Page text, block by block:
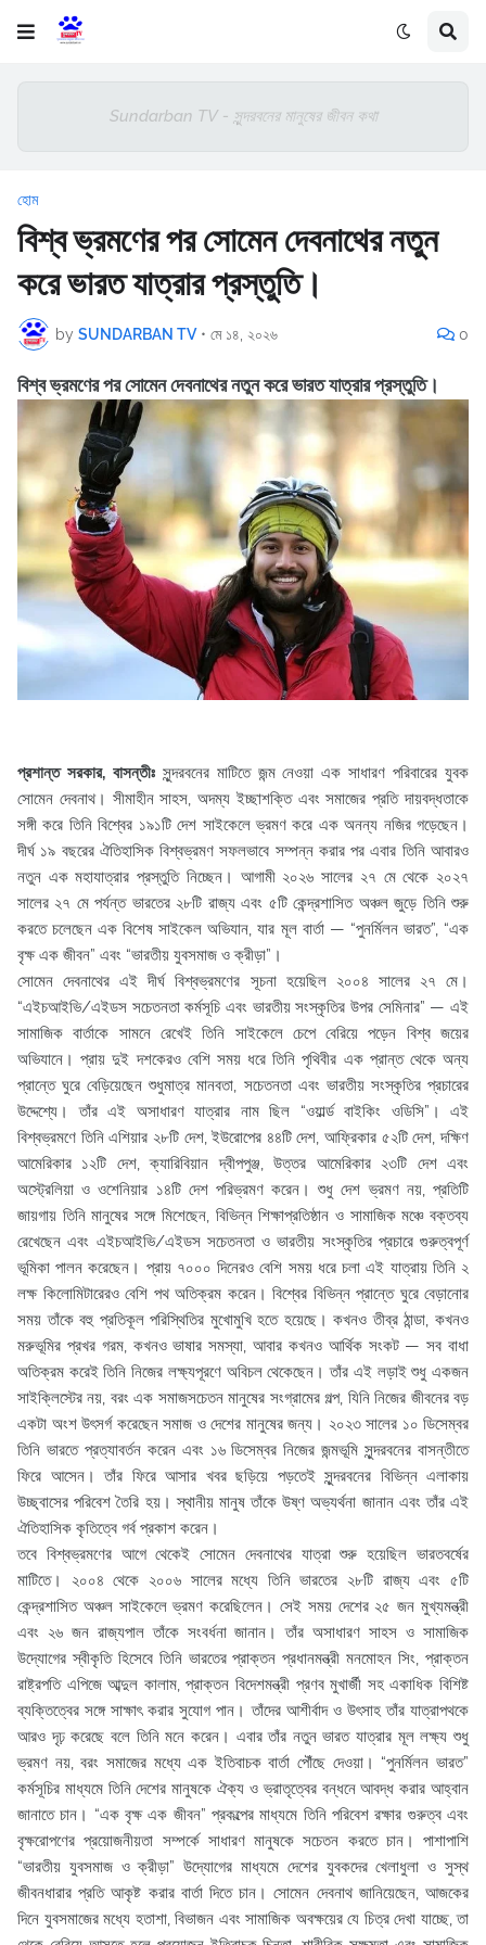
Sundarban TV - সুন্দরবনের মানুষের জীবন কথা
হোম
বিশ্ব ভ্রমণের পর সোমেন দেবনাথের নতুন
করে ভারত যাত্রার প্রস্তুতি।
by SUNDARBAN TV • মে ১৪, ২০২৬ 0
বিশ্ব ভ্রমণের পর সোমেন দেবনাথের নতুন করে ভারত যাত্রার প্রস্তুতি।
প্রশান্ত সরকার, বাসন্তীঃ সুন্দরবনের মাটিতে জন্ম নেওয়া এক সাধারণ পরিবারের যুবক
সোমেন দেবনাথ। সীমাহীন সাহস, অদম্য ইচ্ছাশক্তি এবং সমাজের প্রতি দায়বদ্ধতাকে
সঙ্গী করে তিনি বিশ্বের ১৯১টি দেশ সাইকেলে ভ্রমণ করে এক অনন্য নজির গড়েছেন।
দীর্ঘ ১৯ বছরের ঐতিহাসিক বিশ্বভ্রমণ সফলভাবে সম্পন্ন করার পর এবার তিনি আবারও
নতুন এক মহাযাত্রার প্রস্তুতি নিচ্ছেন। আগামী ২০২৬ সালের ২৭ মে থেকে ২০২৭
সালের ২৭ মে পর্যন্ত ভারতের ২৮টি রাজ্য এবং ৫টি কেন্দ্রশাসিত অঞ্চল জুড়ে তিনি শুরু
করতে চলেছেন এক বিশেষ সাইকেল অভিযান, যার মূল বার্তা — “পুনর্মিলন ভারত”, “এক
বৃক্ষ এক জীবন” এবং “ভারতীয় যুবসমাজ ও ক্রীড়া”।
সোমেন দেবনাথের এই দীর্ঘ বিশ্বভ্রমণের সূচনা হয়েছিল ২০০৪ সালের ২৭ মে।
“এইচআইভি/এইডস সচেতনতা কর্মসূচি এবং ভারতীয় সংস্কৃতির উপর সেমিনার” — এই
সামাজিক বার্তাকে সামনে রেখেই তিনি সাইকেলে চেপে বেরিয়ে পড়েন বিশ্ব জয়ের
অভিযানে। প্রায় দুই দশকেরও বেশি সময় ধরে তিনি পৃথিবীর এক প্রান্ত থেকে অন্য
প্রান্তে ঘুরে বেড়িয়েছেন শুধুমাত্র মানবতা, সচেতনতা এবং ভারতীয় সংস্কৃতির প্রচারের
উদ্দেশ্যে। তাঁর এই অসাধারণ যাত্রার নাম ছিল “ওয়ার্ল্ড বাইকিং ওডিসি”। এই
বিশ্বভ্রমণে তিনি এশিয়ার ২৮টি দেশ, ইউরোপের ৪৪টি দেশ, আফ্রিকার ৫২টি দেশ, দক্ষিণ
আমেরিকার ১২টি দেশ, ক্যারিবিয়ান দ্বীপপুঞ্জ, উত্তর আমেরিকার ২৩টি দেশ এবং
অস্ট্রেলিয়া ও ওশেনিয়ার ১৪টি দেশ পরিভ্রমণ করেন। শুধু দেশ ভ্রমণ নয়, প্রতিটি
জায়গায় তিনি মানুষের সঙ্গে মিশেছেন, বিভিন্ন শিক্ষাপ্রতিষ্ঠান ও সামাজিক মঞ্চে বক্তব্য
রেখেছেন এবং এইচআইভি/এইডস সচেতনতা ও ভারতীয় সংস্কৃতির প্রচারে গুরুত্বপূর্ণ
ভূমিকা পালন করেছেন। প্রায় ৭০০০ দিনেরও বেশি সময় ধরে চলা এই যাত্রায় তিনি ২
লক্ষ কিলোমিটারেরও বেশি পথ অতিক্রম করেন। বিশ্বের বিভিন্ন প্রান্তে ঘুরে বেড়ানোর
সময় তাঁকে বহু প্রতিকূল পরিস্থিতির মুখোমুখি হতে হয়েছে। কখনও তীব্র ঠান্ডা, কখনও
মরুভূমির প্রখর গরম, কখনও ভাষার সমস্যা, আবার কখনও আর্থিক সংকট — সব বাধা
অতিক্রম করেই তিনি নিজের লক্ষ্যপূরণে অবিচল থেকেছেন। তাঁর এই লড়াই শুধু একজন
সাইক্লিস্টের নয়, বরং এক সমাজসচেতন মানুষের সংগ্রামের গল্প, যিনি নিজের জীবনের বড়
একটা অংশ উৎসর্গ করেছেন সমাজ ও দেশের মানুষের জন্য। ২০২৩ সালের ১০ ডিসেম্বর
তিনি ভারতে প্রত্যাবর্তন করেন এবং ১৬ ডিসেম্বর নিজের জন্মভূমি সুন্দরবনের বাসন্তীতে
ফিরে আসেন। তাঁর ফিরে আসার খবর ছড়িয়ে পড়তেই সুন্দরবনের বিভিন্ন এলাকায়
উচ্ছ্বাসের পরিবেশ তৈরি হয়। স্থানীয় মানুষ তাঁকে উষ্ণ অভ্যর্থনা জানান এবং তাঁর এই
ঐতিহাসিক কৃতিত্বে গর্ব প্রকাশ করেন।
তবে বিশ্বভ্রমণের আগে থেকেই সোমেন দেবনাথের যাত্রা শুরু হয়েছিল ভারতবর্ষের
মাটিতে। ২০০৪ থেকে ২০০৬ সালের মধ্যে তিনি ভারতের ২৮টি রাজ্য এবং ৫টি
কেন্দ্রশাসিত অঞ্চল সাইকেলে ভ্রমণ করেছিলেন। সেই সময় দেশের ২৫ জন মুখ্যমন্ত্রী
এবং ২৬ জন রাজ্যপাল তাঁকে সংবর্ধনা জানান। তাঁর অসাধারণ সাহস ও সামাজিক
উদ্যোগের স্বীকৃতি হিসেবে তিনি ভারতের প্রাক্তন প্রধানমন্ত্রী মনমোহন সিং, প্রাক্তন
রাষ্ট্রপতি এপিজে আব্দুল কালাম, প্রাক্তন বিদেশমন্ত্রী প্রণব মুখার্জী সহ একাধিক বিশিষ্ট
ব্যক্তিত্বের সঙ্গে সাক্ষাৎ করার সুযোগ পান। তাঁদের আশীর্বাদ ও উৎসাহ তাঁর যাত্রাপথকে
আরও দৃঢ় করেছে বলে তিনি মনে করেন। এবার তাঁর নতুন ভারত যাত্রার মূল লক্ষ্য শুধু
ভ্রমণ নয়, বরং সমাজের মধ্যে এক ইতিবাচক বার্তা পৌঁছে দেওয়া। “পুনর্মিলন ভারত”
কর্মসূচির মাধ্যমে তিনি দেশের মানুষকে ঐক্য ও ভ্রাতৃত্বের বন্ধনে আবদ্ধ করার আহ্বান
জানাতে চান। “এক বৃক্ষ এক জীবন” প্রকল্পের মাধ্যমে তিনি পরিবেশ রক্ষার গুরুত্ব এবং
বৃক্ষরোপণের প্রয়োজনীয়তা সম্পর্কে সাধারণ মানুষকে সচেতন করতে চান। পাশাপাশি
“ভারতীয় যুবসমাজ ও ক্রীড়া” উদ্যোগের মাধ্যমে দেশের যুবকদের খেলাধুলা ও সুস্থ
জীবনধারার প্রতি আকৃষ্ট করার বার্তা দিতে চান। সোমেন দেবনাথ জানিয়েছেন, আজকের
দিনে যুবসমাজের মধ্যে হতাশা, বিভাজন এবং সামাজিক অবক্ষয়ের যে চিত্র দেখা যাচ্ছে, তা